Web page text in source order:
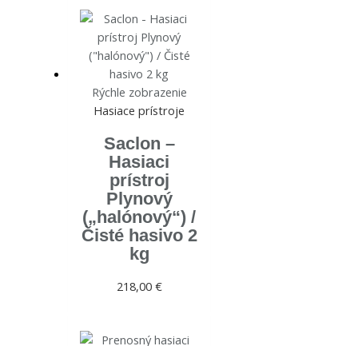
Rýchle zobrazenie
Hasiace prístroje
Saclon –
Hasiaci
prístroj
Plynový
(„halónový“) /
Čisté hasivo 2
kg
218,00 €